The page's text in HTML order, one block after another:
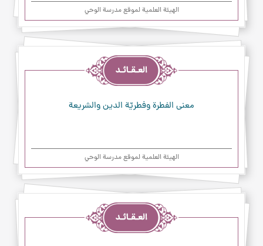
الهیئة العلمیة لموقع مدرسة الوحي
معنى الفطرة وفطريّة الدين والشريعة
الهیئة العلمیة لموقع مدرسة الوحي